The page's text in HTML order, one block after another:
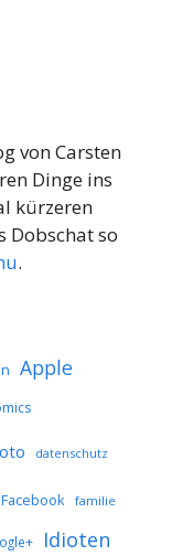
von Carsten
Dinge ins
kürzeren
Dobschat so
.
Apple
datenschutz
Facebook familie
Idioten